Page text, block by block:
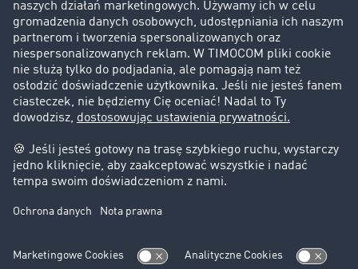
Klienci pozyskują nowych klientów
Informacje prawne
Impressum
OWU
Ochrona danych
Ustawienia plików cookies